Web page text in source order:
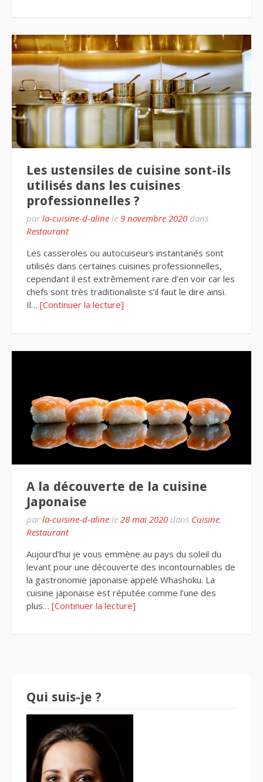
Les ustensiles de cuisine sont-ils
utilisés dans les cuisines
professionnelles ?
par la-cuisine-d-aline le 9 novembre 2020 dans
Restaurant
Les casseroles ou autocuiseurs instantanés sont
utilisés dans certaines cuisines professionnelles,
cependant il est extrêmement rare d’en voir car les
chefs sont très traditionaliste s’il faut le dire ainsi.
Il… [Continuer la lecture]
A la découverte de la cuisine
Japonaise
par la-cuisine-d-aline le 28 mai 2020 dans Cuisine,
Restaurant
Aujourd’hui je vous emmène au pays du soleil du
levant pour une découverte des incontournables de
la gastronomie japonaise appelé Whashoku. La
cuisine japonaise est réputée comme l’une des
plus… [Continuer la lecture]
Qui suis-je ?